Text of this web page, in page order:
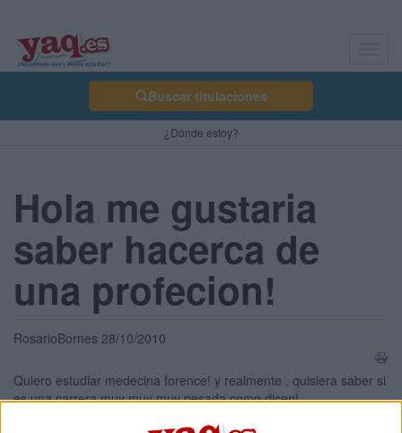
Buscar titulaciones
¿Dónde estoy?
Hola me gustaria
saber hacerca de
una profecion!
RosarioBornes 28/10/2010
Quiero estudiar medecina forence! y realmente , quisiera saber si
es una carrera muy muy muy pesada como dicen!